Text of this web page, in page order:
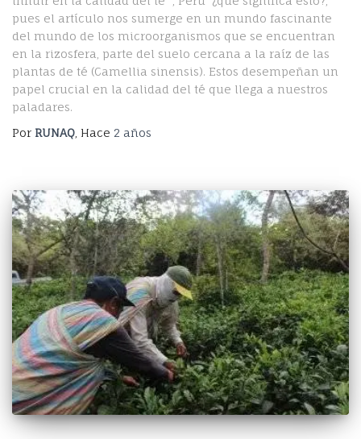
pues el artículo nos sumerge en un mundo fascinante
del mundo de los microorganismos que se encuentran
en la rizosfera, parte del suelo cercana a la raíz de las
plantas de té (Camellia sinensis). Estos desempeñan un
papel crucial en la calidad del té que llega a nuestros
paladares.
Por RUNAQ , Hace 2 años